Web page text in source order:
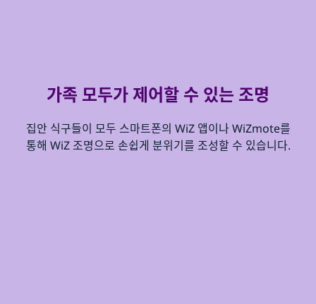
가족 모두가 제어할 수 있는 조명
집안 식구들이 모두 스마트폰의 WiZ 앱이나 WiZmote를
통해 WiZ 조명으로 손쉽게 분위기를 조성할 수 있습니다.